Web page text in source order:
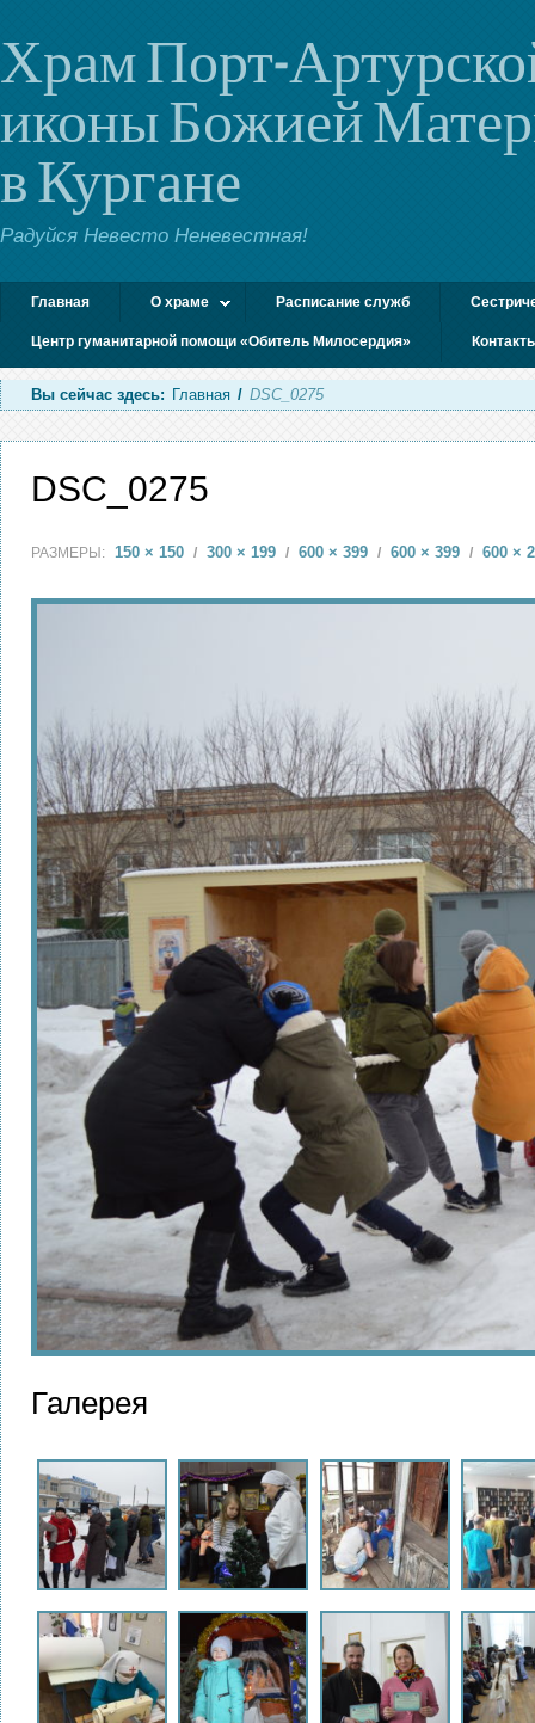
Храм Порт-
иконы Божией
в Кургане
Радуйся Невесто Неневестная!
Главная О храме Расписание служб
Центр гуманитарной помощи «Обитель Милосердия»
Вы сейчас здесь: Главная / DSC_0275
DSC_0275
РАЗМЕРЫ: 150 × 150 / 300 × 199 / 600 × 399 / 600 × 399 / 600 ×
Галерея